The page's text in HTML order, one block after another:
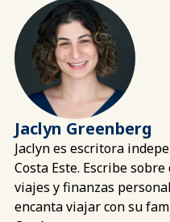
Jaclyn Greenberg
Jaclyn es escritora
Costa Este. Escribe
viajes y finanzas
encanta viajar con su